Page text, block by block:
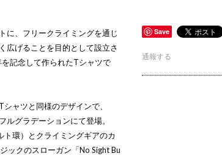
に、フリークライミングを通じ
広げることを目的として設立さ
記念して作られたTシャツで
ャツと同様のデザインで、
ルグラデーションにて登場。
環）とクライミングギアのカ
ックのスローガン「No Sight Bu
Save
通報する